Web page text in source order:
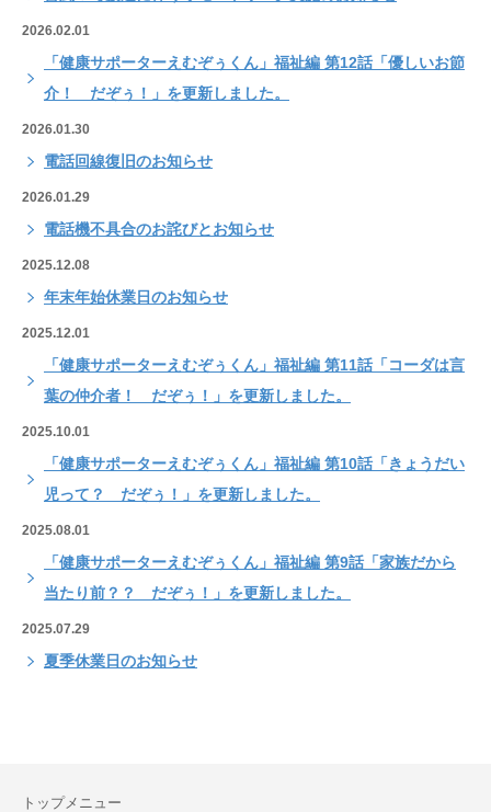
2026.02.01
「健康サポーターえむぞぅくん」福祉編 第12話「優しいお節
介！ だぞぅ！」を更新しました。
2026.01.30
電話回線復旧のお知らせ
2026.01.29
電話機不具合のお詫びとお知らせ
2025.12.08
年末年始休業日のお知らせ
2025.12.01
「健康サポーターえむぞぅくん」福祉編 第11話「コーダは言
葉の仲介者！ だぞぅ！」を更新しました。
2025.10.01
「健康サポーターえむぞぅくん」福祉編 第10話「きょうだい
児って？ だぞぅ！」を更新しました。
2025.08.01
「健康サポーターえむぞぅくん」福祉編 第9話「家族だから
当たり前？？ だぞぅ！」を更新しました。
2025.07.29
夏季休業日のお知らせ
トップメニュー